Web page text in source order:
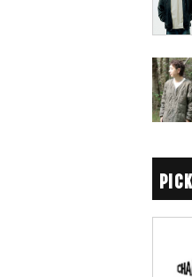
COLLECTION 先行予約